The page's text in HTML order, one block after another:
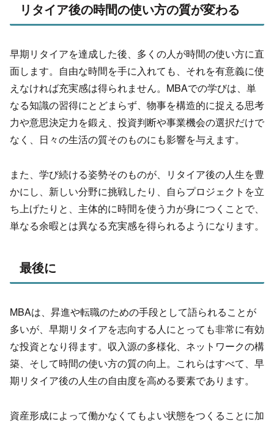
リタイア後の時間の使い方の質が変わる
早期リタイアを達成した後、 多くの人が時間の使い方に直
面します。 自由な時間を手に入れても、それを有意義に使
えなければ充実感は得られません。MBAでの学びは、 単
なる知識の習得にとどまらず、 物事を構造的に捉える思考
力や意思決定力を鍛え、投資判断や事業機会の選択だけで
なく、 日々の生活の質そのものにも影響を与えます。
また、学び続ける姿勢そのものが、リタイア後の人生を豊
かにし、 新しい分野に挑戦したり、自らプロジェクトを立
ち上げたりと、主体的に時間を使う力が身につくことで、
単なる余暇とは異なる充実感を得られるようになります。
最後に
MBAは、昇進や転職のための手段として語られることが
多いが、 早期リタイアを志向する人にとっても非常に有効
な投資となり得ます。収入源の多様化、ネットワークの構
築、 そして時間の使い方の質の向上。これらはすべて、 早
期リタイア後の人生の自由度を高める要素であります。
資産形成によって働かなくてもよい状態をつくることに加